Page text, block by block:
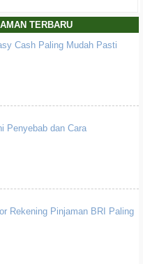
TERBARU
Cash Paling Mudah Pasti
Penyebab dan Cara
Rekening Pinjaman BRI Paling